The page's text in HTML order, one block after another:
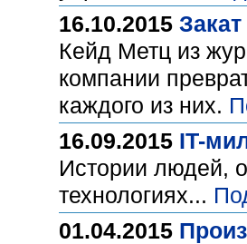
16.10.2015
Кейд Метц из
компании
каждого из них.
16.09.2015 IT-
Истории людей,
технологиях...
01.04.2015